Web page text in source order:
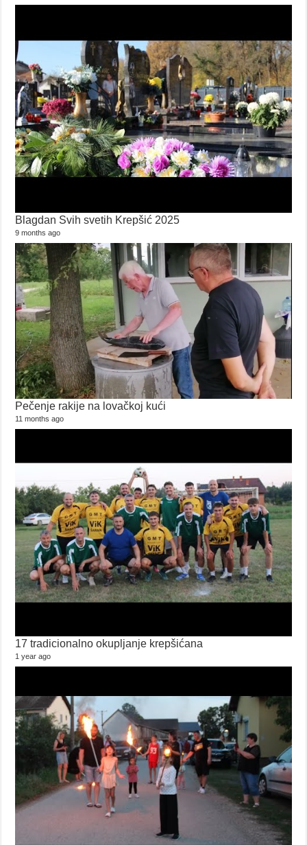
Blagdan Svih svetih Krepšić 2025
9 months ago
Pečenje rakije na lovačkoj kući
11 months ago
17 tradicionalno okupljanje krepšićana
1 year ago